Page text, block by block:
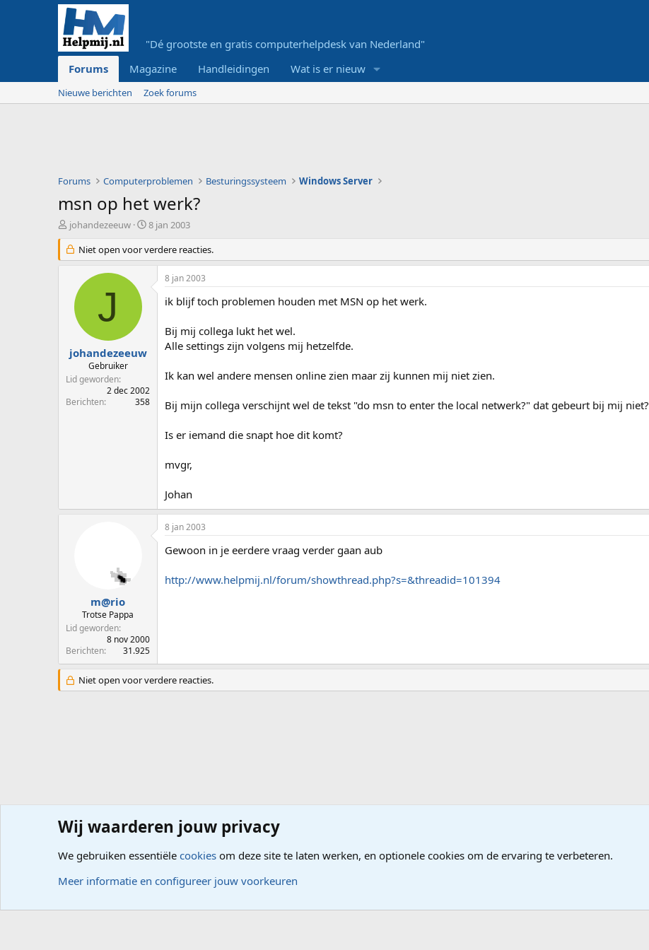
"Dé grootste en gratis computerhelpdesk van Nederland"
Forums
Magazine Handleidingen Wat is er nieuw
Nieuwe berichten Zoek forums
Forums Computerproblemen Besturingssysteem Windows Server
msn op het werk?
O
d
e
t
r
e
johandezeeuw
S
a
r
d
8 jan 2003
Niet open voor verdere reacties.
J
johandezeeuw
Gebruiker
Lid geworden
2 dec 2002
Berichten
358
8 jan 2003
ik blijf toch problemen houden met MSN op het werk.
Bij mij collega lukt het wel.
Alle settings zijn volgens mij hetzelfde.
Ik kan wel andere mensen online zien maar zij kunnen mij niet zien.
Bij mijn collega verschijnt wel de tekst "do msn to enter the local netwerk?" dat gebeurt bij mij
Is er iemand die snapt hoe dit komt?
mvgr,
Johan
m@rio
Trotse Pappa
Lid geworden
8 nov 2000
Berichten
31.925
8 jan 2003
Gewoon in je eerdere vraag verder gaan aub
http://www.helpmij.nl/forum/showthread.php?s=&threadid=101394
Niet open voor verdere reacties.
Forums Computerproblemen Besturingssysteem
Wij waarderen jouw privacy
We gebruiken essentiële cookies om deze site te laten werken, en optionele cookies om de ervaring te verbeteren.
Meer informatie en configureer jouw voorkeuren